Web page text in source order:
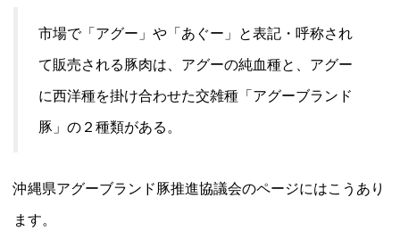
市場で「アグー」や「あぐー」と表記・呼称され
て販売される豚肉は、アグーの純血種と、アグー
に西洋種を掛け合わせた交雑種「アグーブランド
豚」の２種類がある。
沖縄県アグーブランド豚推進協議会のページにはこうあり
ます。